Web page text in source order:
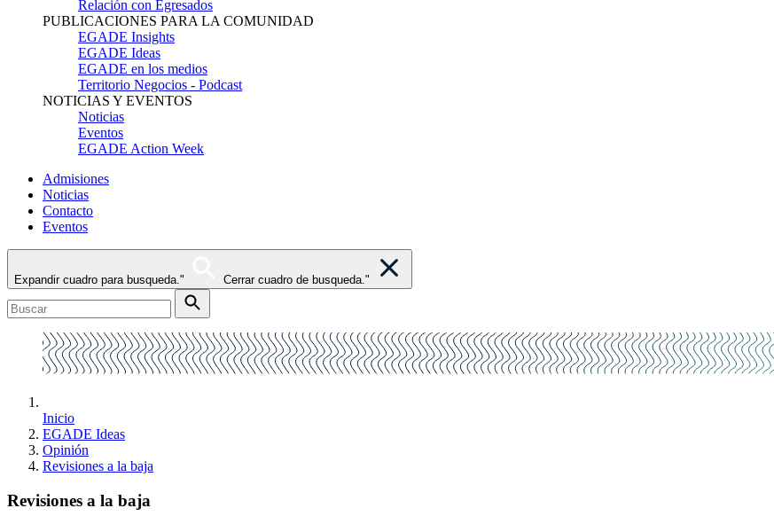
Relación con Egresados
PUBLICACIONES PARA LA COMUNIDAD
EGADE Insights
EGADE Ideas
EGADE en los medios
Territorio Negocios - Podcast
NOTICIAS Y EVENTOS
Noticias
Eventos
EGADE Action Week
Admisiones
Noticias
Contacto
Eventos
Expandir cuadro para busqueda." Cerrar cuadro de busqueda."
Inicio
EGADE Ideas
Opinión
Revisiones a la baja
Revisiones a la baja